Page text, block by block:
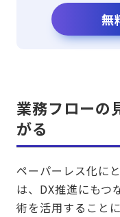
無
業務フローの
がる
ペーパーレス化に
は、DX推進にもつ
術を活用すること